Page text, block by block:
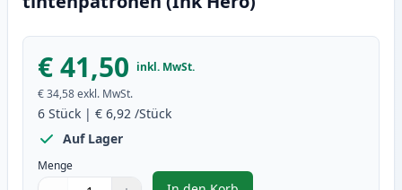
€ 41,50 inkl. MwSt.
€ 34,58exkl. MwSt.
6 Stück | € 6,92 /Stück
Auf Lager
Menge